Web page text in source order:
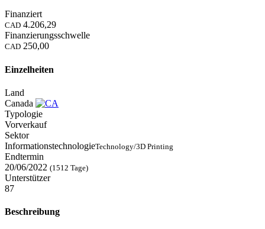
Finanziert
CAD 4.206,29
Finanzierungsschwelle
CAD 250,00
Einzelheiten
Land
Canada
Typologie
Vorverkauf
Sektor
InformationstechnologieTechnology/3D Printing
Endtermin
20/06/2022 (1512 Tage)
Unterstützer
87
Beschreibung